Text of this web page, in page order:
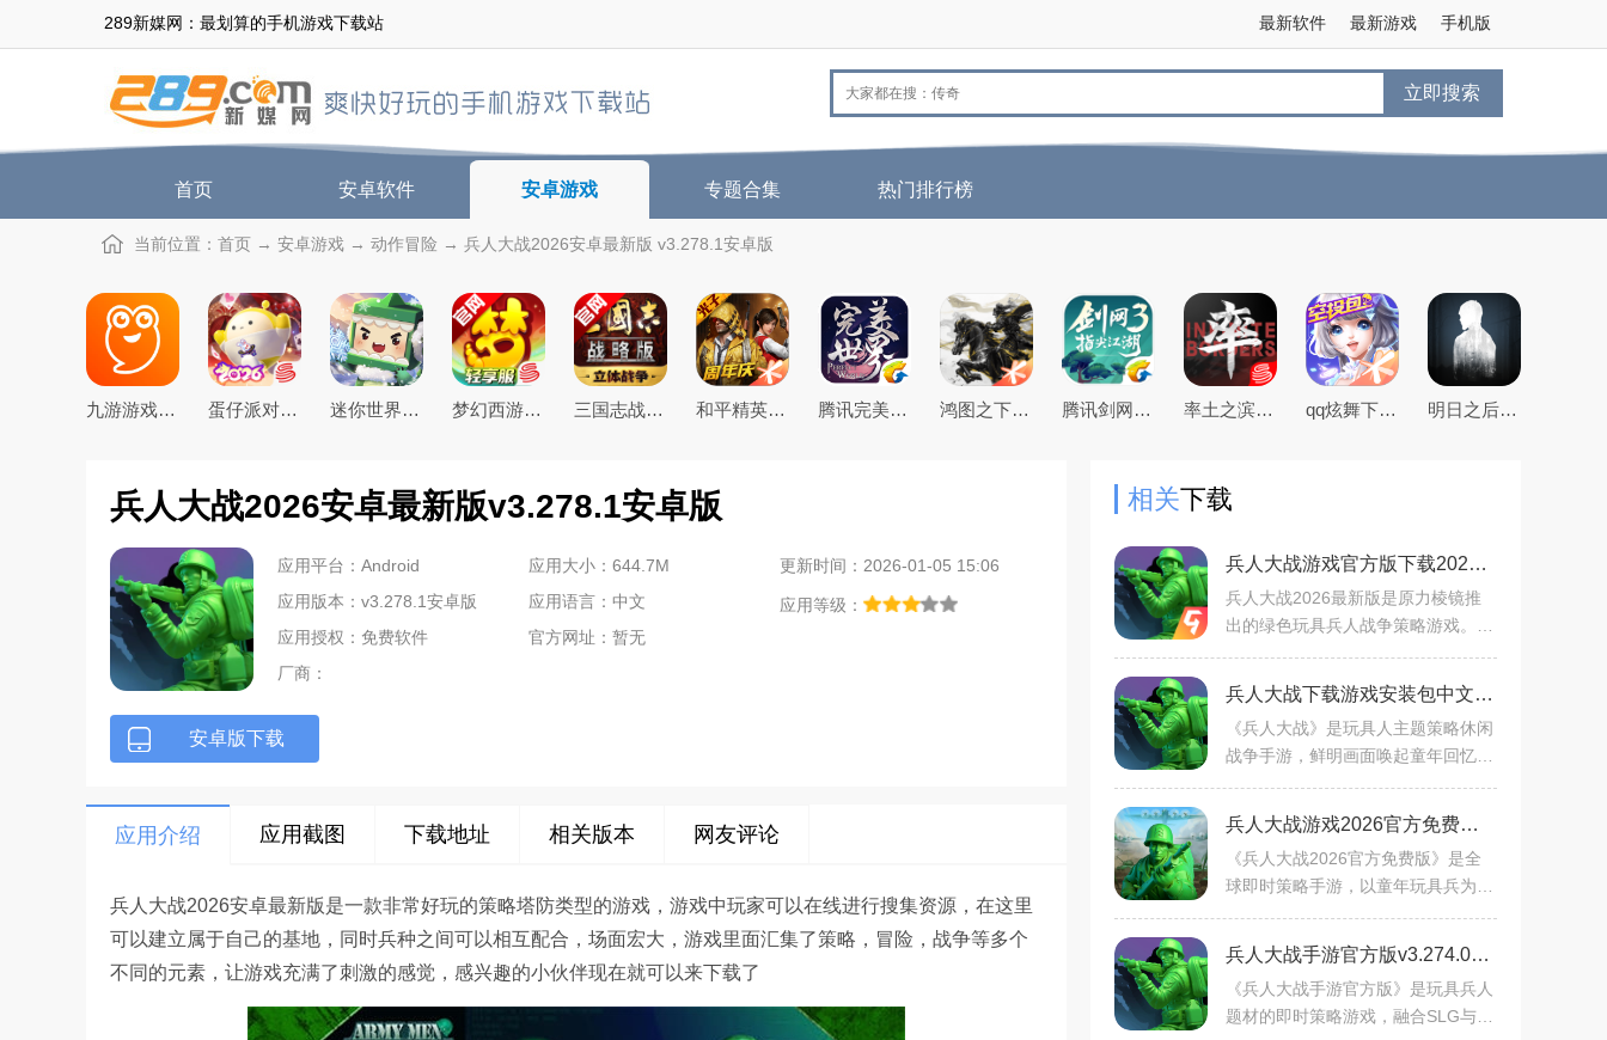
289新媒网：最划算的手机游戏下载站 手机版
最新游戏
最新软件
立即搜索
首页 安卓软件 安卓游戏 专题合集 热门排行榜
当前位置： 首页 → 安卓游戏 → 动作冒险 → 兵人大战2026安卓最新版 v3.278.1安卓版
九游游戏盒子app2026最新版 蛋仔派对手游(猫和老鼠联动返场)下载官方正版 迷你世界2026最新官方版 梦幻西游手游下载2026最新版 三国志战略版2026官方最新版 和平精英(原刺激战场)官方最新版 腾讯完美世界手游 鸿图之下腾讯游戏正式版 腾讯剑网3指尖江湖手游 率土之滨手游下载2026最新版本 qq炫舞下载2026最新版 明日之后官方手游版
兵人大战2026安卓最新版v3.278.1安卓版
应用平台：Android 应用大小：644.7M
更新时间：2026-01-05 15:06
应用版本：v3.278.1安卓版
应用语言：中文
应用等级：
应用授权：免费软件
官方网址：暂无
厂商：
安卓版下载
应用介绍 应用截图 下载地址 相关版本 网友评论
兵人大战2026安卓最新版是一款非常好玩的策略塔防类型的游戏，游戏中玩家可以在线进行搜集资源，在这里
可以建立属于自己的基地，同时兵种之间可以相互配合，场面宏大，游戏里面汇集了策略，冒险，战争等多个
不同的元素，让游戏充满了刺激的感觉，感兴趣的小伙伴现在就可以来下载了
相关下载
兵人大战游戏官方版下载2026最新版v3.278.1手机版
兵人大战2026最新版是原力棱镜推
出的绿色玩具兵人战争策略游戏。画
OSS玩法；全球同服竞技，创新兵种
技能搭配自由组合。可训练士
兵人大战下载游戏安装包中文手机版v3.274.0 最新版
《兵人大战》是玩具人主题策略休闲
战争手游，鲜明画面唤起童年回忆。
配，完成任务解锁人才储备；无限钻
石版解锁金币权限，能升级
兵人大战游戏2026官方免费版v3.278.1免费版
《兵人大战2026官方免费版》是全
球即时策略手游，以童年玩具兵为题
跨服PK，联盟协同战BOSS，日用品
化身战场元素充满童真。可排兵
兵人大战手游官方版v3.274.0安卓版
《兵人大战手游官方版》是玩具兵人
题材的即时策略游戏，融合SLG与R